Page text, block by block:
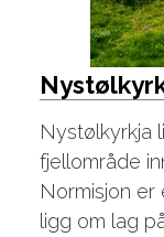
Nystølkyrkja
fjellområde
Normisjon er
ligg om lag